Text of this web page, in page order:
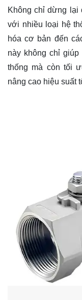
Không chỉ dừng lại
với nhiều loại hệ
hóa cơ bản đến
này không chỉ
thống mà còn tối
nâng cao hiệu suất